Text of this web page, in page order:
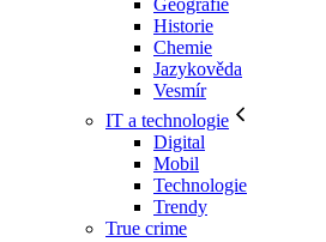
Geografie
Historie
Chemie
Jazykověda
Vesmír
IT a technologie
Digital
Mobil
Technologie
Trendy
True crime